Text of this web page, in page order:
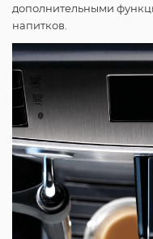
дополнительными
напитков.